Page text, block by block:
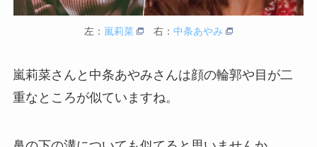
左： 嵐莉菜 右： 中条あやみ
嵐莉菜さんと中条あやみさんは顔の輪郭や目が二
重なところが似ていますね。